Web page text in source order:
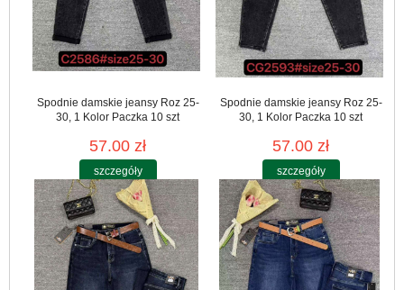
Spodnie damskie jeansy Roz 25-
30, 1 Kolor Paczka 10 szt
57.00 zł
szczegóły
Spodnie damskie jeansy Roz 25-
30, 1 Kolor Paczka 10 szt
57.00 zł
szczegóły